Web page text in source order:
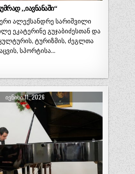
,,იავნანაში“
ალექსანდრე სარიშვილი
ეკატერინე გუჯაბიძესთან და
ტურიზმის, ძეგლთა
სპორტისა…
ᲘᲕᲜᲘᲡᲘ 11, 2026